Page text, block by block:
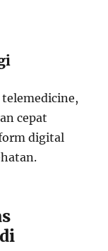
cepat
digital